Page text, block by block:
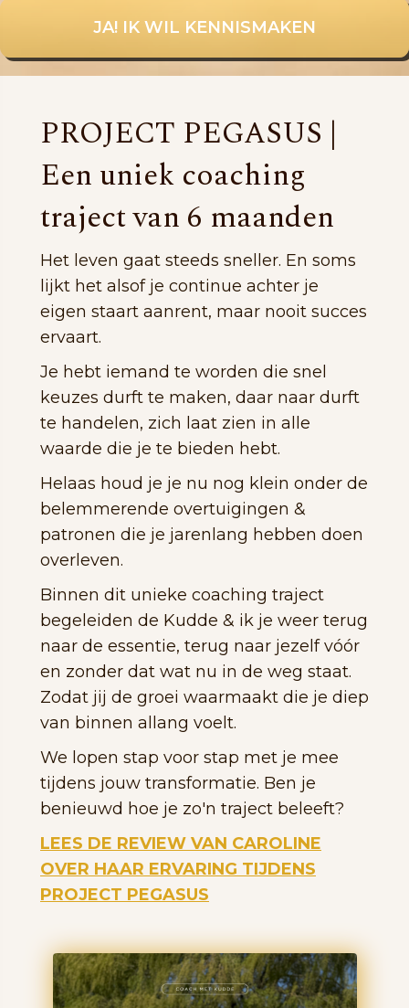
JA! IK WIL KENNISMAKEN
PROJECT PEGASUS |
Een uniek coaching
traject van 6 maanden
Het leven gaat steeds sneller. En soms
lijkt het alsof je continue achter je
eigen staart aanrent, maar nooit succes
ervaart.
Je hebt iemand te worden die snel
keuzes durft te maken, daar naar durft
te handelen, zich laat zien in alle
waarde die je te bieden hebt.
Helaas houd je je nu nog klein onder de
belemmerende overtuigingen &
patronen die je jarenlang hebben doen
overleven.
Binnen dit unieke coaching traject
begeleiden de Kudde & ik je weer terug
naar de essentie, terug naar jezelf vóór
en zonder dat wat nu in de weg staat.
Zodat jij de groei waarmaakt die je diep
van binnen allang voelt.
We lopen stap voor stap met je mee
tijdens jouw transformatie. Ben je
benieuwd hoe je zo'n traject beleeft?
LEES DE REVIEW VAN CAROLINE
OVER HAAR ERVARING TIJDENS
PROJECT PEGASUS